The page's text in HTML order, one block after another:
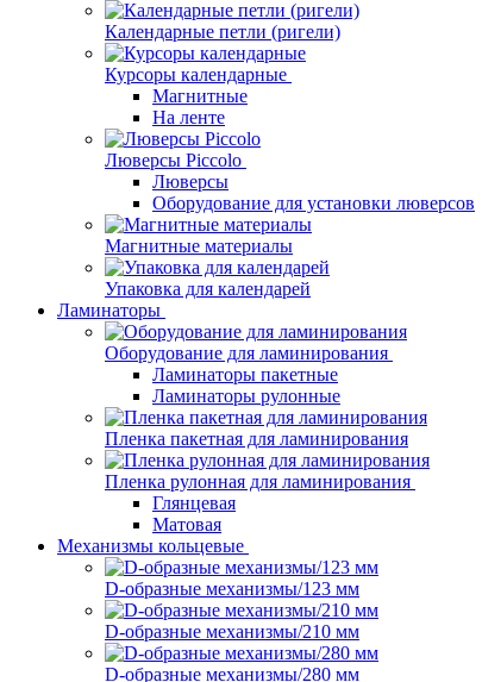
Календарные петли (ригели)
Курсоры календарные
Магнитные
На ленте
Люверсы Piccolo
Люверсы
Оборудование для установки люверсов
Магнитные материалы
Упаковка для календарей
Ламинаторы
Оборудование для ламинирования
Ламинаторы пакетные
Ламинаторы рулонные
Пленка пакетная для ламинирования
Пленка рулонная для ламинирования
Глянцевая
Матовая
Механизмы кольцевые
D-образные механизмы/123 мм
D-образные механизмы/210 мм
D-образные механизмы/280 мм